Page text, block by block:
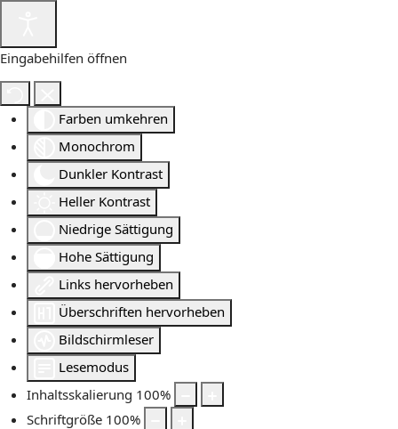
Eingabehilfen öffnen
Farben umkehren
Monochrom
Dunkler Kontrast
Heller Kontrast
Niedrige Sättigung
Hohe Sättigung
Links hervorheben
Überschriften hervorheben
Bildschirmleser
Lesemodus
Inhaltsskalierung 100%
Schriftgröße 100%